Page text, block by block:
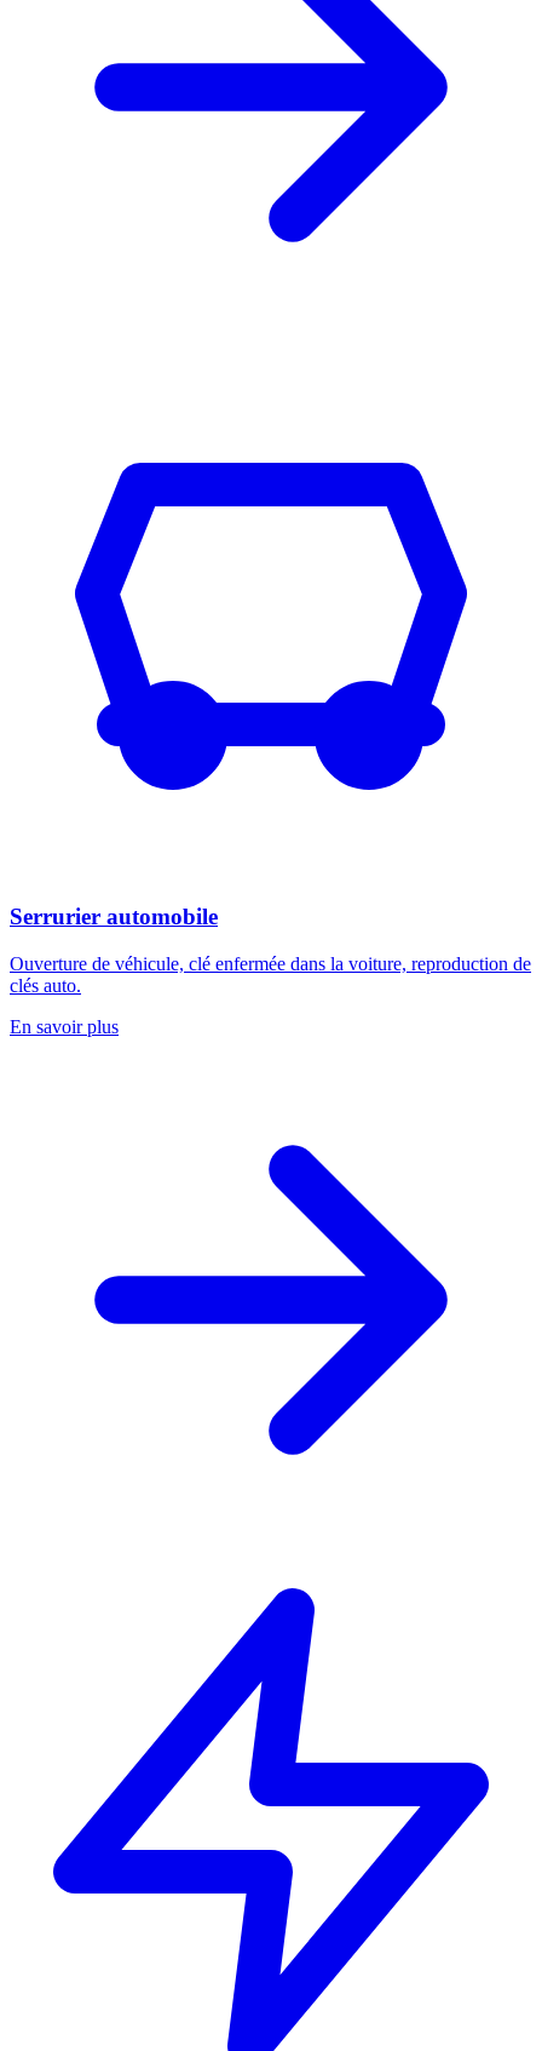
Serrurier automobile
Ouverture de véhicule, clé enfermée dans la voiture, reproduction de
clés auto.
En savoir plus